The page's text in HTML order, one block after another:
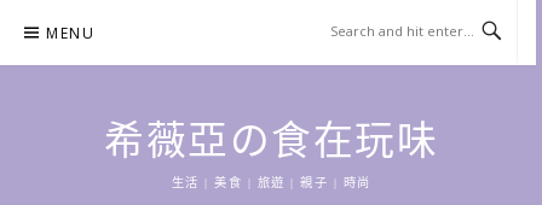
content
MENU
希薇亞の食在玩味
生活 | 美食 | 旅遊 | 親子 | 時尚